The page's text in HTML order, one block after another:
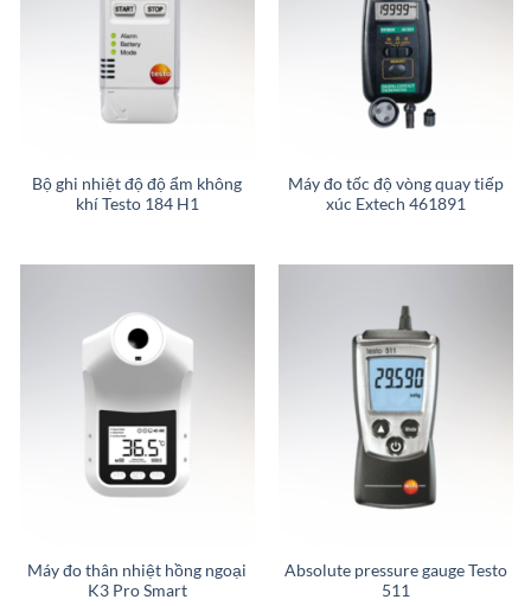
Bộ ghi nhiệt độ độ ẩm không
khí Testo 184 H1
Máy đo tốc độ vòng quay tiếp
xúc Extech 461891
Máy đo thân nhiệt hồng ngoại
K3 Pro Smart
Absolute pressure gauge Testo
511